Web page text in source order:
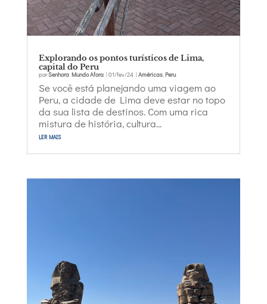
Explorando os pontos turísticos de Lima,
capital do Peru
porSenhora Mundo Afora| 01/fev/24| Américas, Peru
Se você está planejando uma viagem ao
Peru, a cidade de Lima deve estar no topo
da sua lista de destinos. Com uma rica
mistura de história, cultura...
ler mais